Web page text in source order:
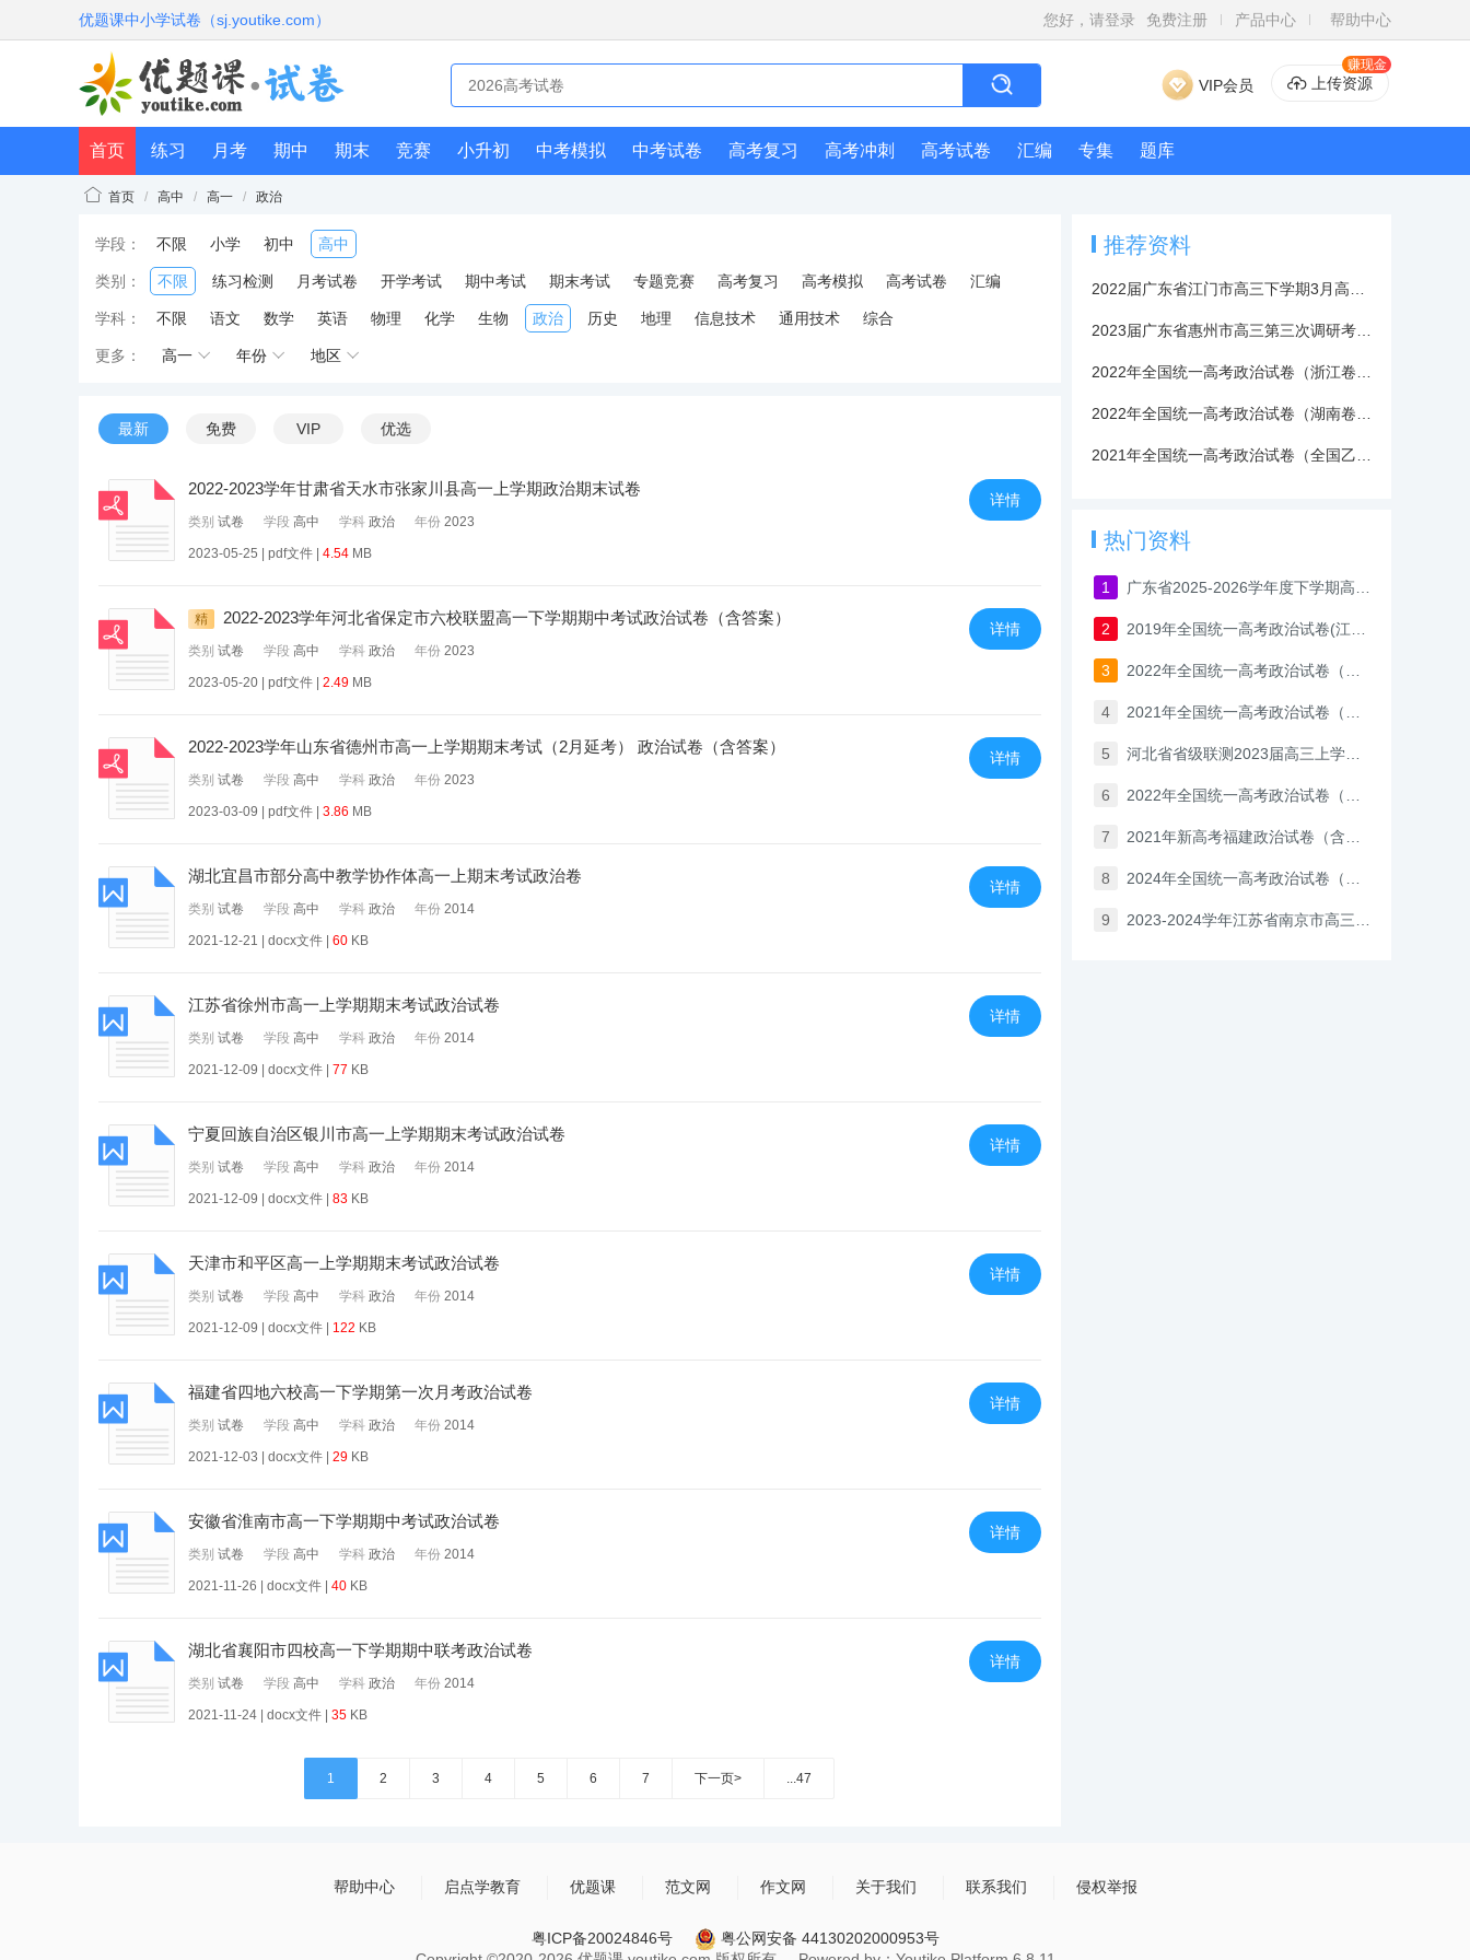
优题课中小学试卷（sj.youtike.com） 您好，请登录 免费注册 产品中心 帮助中心
VIP会员 上传资源
赚现金
首页 练习 月考 期中 期末 竞赛 小升初 中考模拟 中考试卷 高考复习 高考冲刺 高考试卷 汇编 专集 题库
首页 / 高中 / 高一 / 政治
学段： 不限 小学 初中 高中
类别： 不限 练习检测 月考试卷 开学考试 期中考试 期末考试 专题竞赛 高考复习 高考模拟 高考试卷 汇编
学科： 不限 语文 数学 英语 物理 化学 生物 政治 历史 地理 信息技术 通用技术 综合
更多： 高一 年份 地区
最新 免费 VIP 优选
2022-2023学年甘肃省天水市张家川县高一上学期政治期末试卷
类别 试卷 学段 高中 学科 政治 年份 2023
2023-05-25 | pdf文件 | 4.54 MB
详情
精 2022-2023学年河北省保定市六校联盟高一下学期期中考试政治试卷（含答案）
类别 试卷 学段 高中 学科 政治 年份 2023
2023-05-20 | pdf文件 | 2.49 MB
详情
2022-2023学年山东省德州市高一上学期期末考试（2月延考） 政治试卷（含答案）
类别 试卷 学段 高中 学科 政治 年份 2023
2023-03-09 | pdf文件 | 3.86 MB
详情
湖北宜昌市部分高中教学协作体高一上期末考试政治卷
类别 试卷 学段 高中 学科 政治 年份 2014
2021-12-21 | docx文件 | 60 KB
详情
江苏省徐州市高一上学期期末考试政治试卷
类别 试卷 学段 高中 学科 政治 年份 2014
2021-12-09 | docx文件 | 77 KB
详情
宁夏回族自治区银川市高一上学期期末考试政治试卷
类别 试卷 学段 高中 学科 政治 年份 2014
2021-12-09 | docx文件 | 83 KB
详情
天津市和平区高一上学期期末考试政治试卷
类别 试卷 学段 高中 学科 政治 年份 2014
2021-12-09 | docx文件 | 122 KB
详情
福建省四地六校高一下学期第一次月考政治试卷
类别 试卷 学段 高中 学科 政治 年份 2014
2021-12-03 | docx文件 | 29 KB
详情
安徽省淮南市高一下学期期中考试政治试卷
类别 试卷 学段 高中 学科 政治 年份 2014
2021-11-26 | docx文件 | 40 KB
详情
湖北省襄阳市四校高一下学期期中联考政治试卷
类别 试卷 学段 高中 学科 政治 年份 2014
2021-11-24 | docx文件 | 35 KB
详情
1 2 3 4 5 6 7 下一页> ...47
推荐资料
2023届广东省惠州市高三第三次调研考试政治试卷
热门资料
1
2
3
4
5 河北省省级联测2023届高三上学期第一次月考政治试题（含答案）
6
7
8
9
帮助中心 启点学教育 优题课 范文网 作文网 关于我们 联系我们 侵权举报
粤ICP备20024846号
粤公网安备 44130202000953号